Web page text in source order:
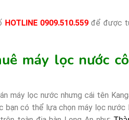
HOTLINE 0909.510.559để được
máy lọc nước
máy lọc nước nhưng cái tên
bạn có thể lựa chọn máy lọc